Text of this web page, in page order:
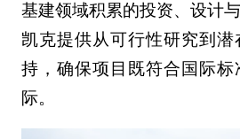
基建领域积累的投资、设计
凯克提供从可行性研究到
持，确保项目既符合国际标
际。